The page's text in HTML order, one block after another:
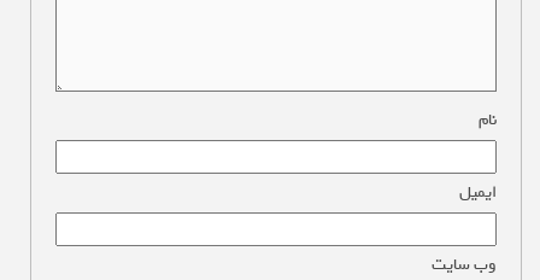
نام
ایمیل
وب‌ سایت